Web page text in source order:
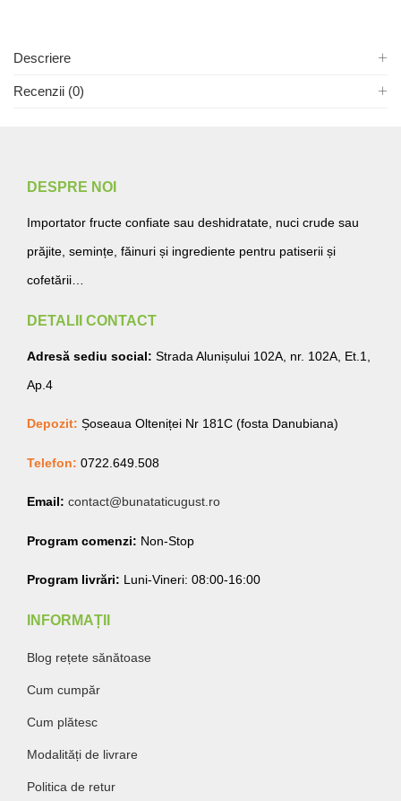
Descriere
Recenzii (0)
DESPRE NOI
Importator fructe confiate sau deshidratate, nuci crude sau
prăjite, semințe, făinuri și ingrediente pentru patiserii și
cofetării…
DETALII CONTACT
Adresă sediu social: Strada Alunișului 102A, nr. 102A, Et.1,
Ap.4
Depozit: Șoseaua Olteniței Nr 181C (fosta Danubiana)
Telefon: 0722.649.508
Email: contact@bunataticugust.ro
Program comenzi: Non-Stop
Program livrări: Luni-Vineri: 08:00-16:00
INFORMAȚII
Blog rețete sănătoase
Cum cumpăr
Cum plătesc
Modalități de livrare
Politica de retur